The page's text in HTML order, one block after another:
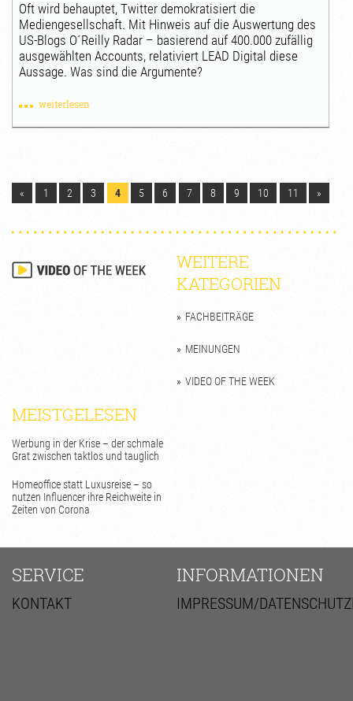
Oft wird behauptet, Twitter demokratisiert die
Mediengesellschaft. Mit Hinweis auf die Auswertung des
US-Blogs O´Reilly Radar – basierend auf 400.000 zufällig
ausgewählten Accounts, relativiert LEAD Digital diese
Aussage. Was sind die Argumente?
weiterlesen
« 1 2 3 4 5 6 7 8 9 10 11 »
WEITERE
KATEGORIEN
FACHBEITRÄGE
MEINUNGEN
VIDEO OF THE WEEK
MEISTGELESEN
Werbung in der Krise – der schmale
Grat zwischen taktlos und tauglich
Homeoffice statt Luxusreise – so
nutzen Influencer ihre Reichweite in
Zeiten von Corona
SERVICE
KONTAKT
INFORMATIONEN
IMPRESSUM/